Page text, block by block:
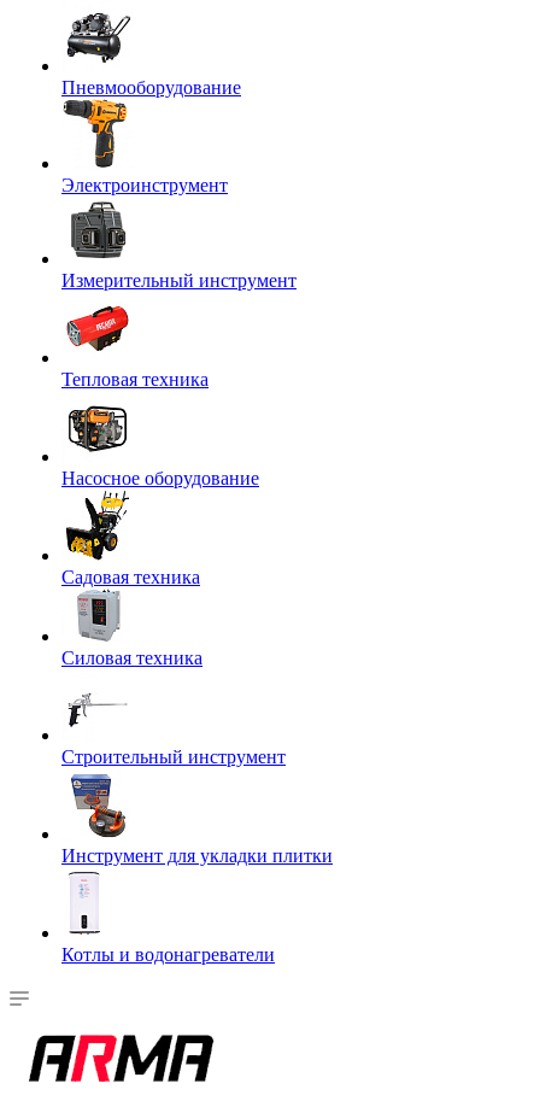
Пневмооборудование
Электроинструмент
Измерительный инструмент
Тепловая техника
Насосное оборудование
Садовая техника
Силовая техника
Строительный инструмент
Инструмент для укладки плитки
Котлы и водонагреватели